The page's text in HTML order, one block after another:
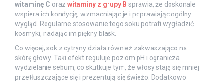
witaminę C oraz witaminy z grupy B sprawia, że doskonale
wspiera ich kondycję, wzmacniając je i poprawiając ogólny
wygląd. Regularne stosowanie tego soku potrafi wygładzić
kosmyki, nadając im piękny blask.
Co więcej, sok z cytryny działa również zakwaszająco na
skórę głowy. Taki efekt reguluje poziom pH i ogranicza
wydzielanie sebum, co skutkuje tym, że włosy stają się mniej
przetłuszczające się i prezentują się świeżo. Dodatkowo